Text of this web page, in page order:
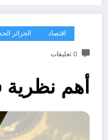
اقتصاد الجزائر
0 تعليقات
أهم نظرية